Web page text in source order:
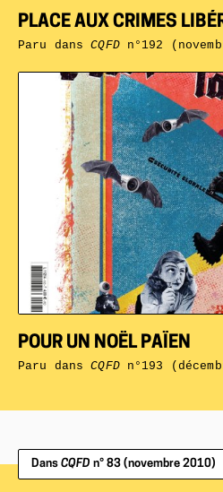
POUR UN NOËL PAÏEN
Paru dansCQFDn°193
PLACE AUX CRIMES
Paru dansCQFDn°192
Dans CQFD n° 83 (novembre 2010)